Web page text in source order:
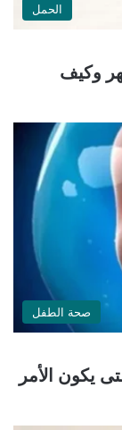
الحمل
وكيف
صحة الطفل
يكون الأمر